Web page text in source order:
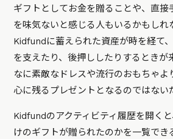
ギフトとしてお金を贈ることや、直接
を味気ないと感じる人もいるかもしれ
Kidfundに蓄えられた資産が時を経て
を支えたり、後押ししたりするときが
なに素敵なドレスや流行のおもちゃよ
心に残るプレゼントとなるのではない
Kidfundのアクティビティ履歴を開く
けのギフトが贈られたのかを一覧でき